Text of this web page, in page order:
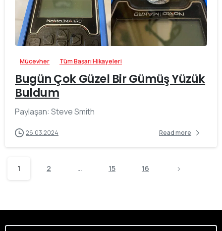
Mücevher Tüm Başarı Hikayeleri
Bugün Çok Güzel Bir Gümüş Yüzük
Buldum
Paylaşan: Steve Smith
26.03.2024 Read more
1 2 … 15 16